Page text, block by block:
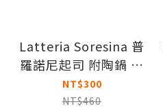
Latteria Soresina 普
羅諾尼起司 附陶鍋 可
以直接放進烤箱或微波
加熱
NT$300
NT$460